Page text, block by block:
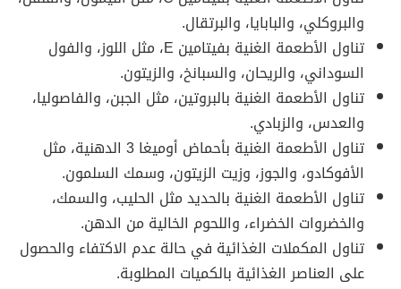
والبروكلي، والبابايا، والبرتقال.
تناول الأطعمة الغنية بفيتامين E، مثل اللوز، والفول
السوداني، والريحان، والسبانخ، والزيتون.
تناول الأطعمة الغنية بالبروتين، مثل الجبن، والفاصوليا،
والعدس، والزبادي.
تناول الأطعمة الغنية بأحماض أوميغا 3 الدهنية، مثل
الأفوكادو، والجوز، وزيت الزيتون، وسمك السلمون.
تناول الأطعمة الغنية بالحديد مثل الحليب، والسمك،
والخضروات الخضراء، واللحوم الخالية من الدهن.
تناول المكملات الغذائية في حالة عدم الاكتفاء والحصول
على العناصر الغذائية بالكميات المطلوبة.